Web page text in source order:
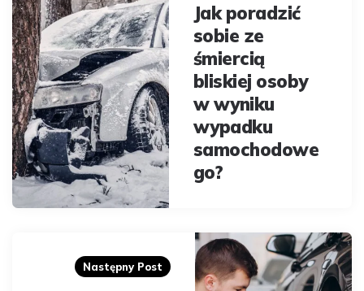
Jak poradzić
sobie ze
śmiercią
bliskiej osoby
w wyniku
wypadku
samochodowe
go?
Następny Post